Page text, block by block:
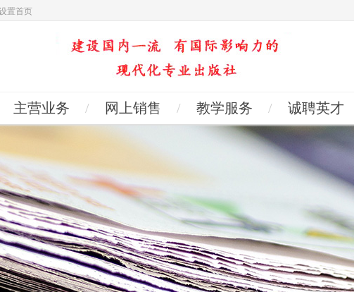
置首页
主营业务 / 网上销售 / 教学服务 / 诚聘英才